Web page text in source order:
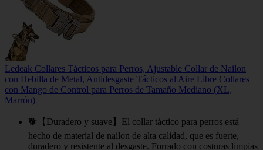
Ledeak Collares Tácticos para Perros, Ajustable Collar de Nailon
con Hebilla de Metal, Antidesgaste Tácticos al Aire Libre Collares
con Mango de Control para Perros de Tamaño Mediano (XL,
Marrón)
🐕【Duradero y suave】El collar táctico para perros está
hecho de material de nailon de alta calidad, que es fuerte,
duradero y resistente al desgaste. Forrado con costuras limpias